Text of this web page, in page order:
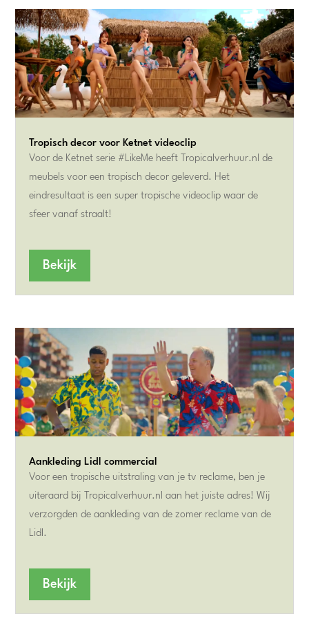
Tropisch decor voor Ketnet videoclip
Voor de Ketnet serie #LikeMe heeft Tropicalverhuur.nl de
meubels voor een tropisch decor geleverd. Het
eindresultaat is een super tropische videoclip waar de
sfeer vanaf straalt!
Bekijk
Aankleding Lidl commercial
Voor een tropische uitstraling van je tv reclame, ben je
uiteraard bij Tropicalverhuur.nl aan het juiste adres! Wij
verzorgden de aankleding van de zomer reclame van de
Lidl.
Bekijk